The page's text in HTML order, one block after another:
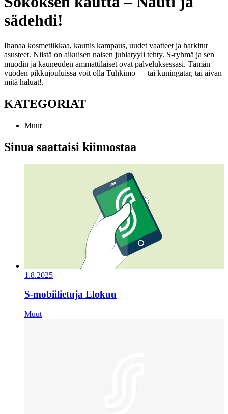
sädehdi!
Ihanaa kosmetiikkaa, kaunis kampaus, uudet vaatteet ja harkitut
asusteet. Niistä on aikuisen naisen juhlatyyli tehty. S-ryhmä ja sen
muodin ja kauneuden ammattilaiset ovat palveluksessasi. Tämän
vuoden pikkujouluissa voit olla Tuhkimo — tai kuningatar, tai aivan
mitä haluat!.
KATEGORIAT
Muut
Sinua saattaisi kiinnostaa
1.8.2025
S-mobiilietuja Elokuu
Muut